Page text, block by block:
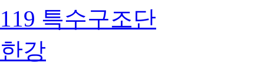
119 특수구조단
한강